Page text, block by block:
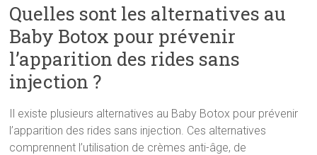
Quelles sont les alternatives au
Baby Botox pour prévenir
l’apparition des rides sans
injection ?
Il existe plusieurs alternatives au Baby Botox pour prévenir
l’apparition des rides sans injection. Ces alternatives
comprennent l’utilisation de crèmes anti-âge, de